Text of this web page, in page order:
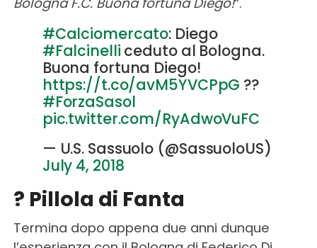
#Calciomercato: Diego
#Falcinelli ceduto al Bologna.
Buona fortuna Diego!
https://t.co/avM5YVCPpG ??
#ForzaSasol
pic.twitter.com/RyAdwoVuFC
— U.S. Sassuolo (@SassuoloUS)
July 4, 2018
? Pillola di Fanta
Termina dopo appena due anni dunque